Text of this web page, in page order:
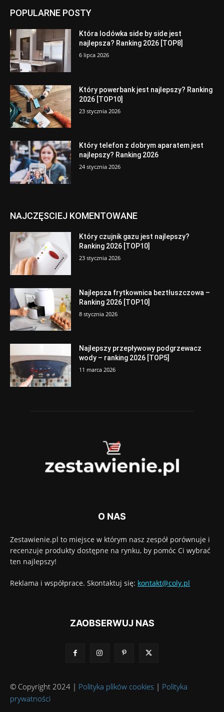
POPULARNE POSTY
Która lodówka side by side jest
najlepsza? Ranking 2026 [TOP8]
6 lipca 2026
Który powerbank jest najlepszy? Ranking
2026 [TOP10]
23 stycznia 2026
Który telefon z dobrym aparatem jest
najlepszy? Ranking 2026
24 stycznia 2026
NAJCZĘSCIEJ KOMENTOWANE
Który czujnik gazu jest najlepszy?
Ranking 2026 [TOP10]
23 stycznia 2026
Najlepsza frytkownica beztłuszczowa –
Ranking 2026 [TOP10]
8 stycznia 2026
Najlepszy przepływowy podgrzewacz
wody – ranking 2026 [TOP5]
11 marca 2026
O NAS
Zestawienie.pl to miejsce w którym nasz zespół porównuje i
recenzuje produkty dostępne na rynku, by pomóc Ci wybrać
ten najlepszy!
Reklama i współprace. Skontaktuj się: kontakt@coly.pl
ZAOBSERWUJ NAS
© Copyright 2024 | Polityka plików cookies | Polityka
prywatności